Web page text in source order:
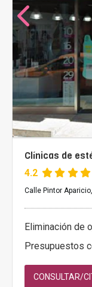
Clínicas de
4.2
Calle Pintor
Eliminación de
Presupuestos
CONSULTAR/